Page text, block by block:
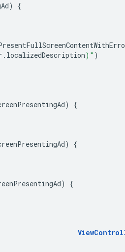
)
{
. localizedDescription) " )
)
{
)
{
)
{